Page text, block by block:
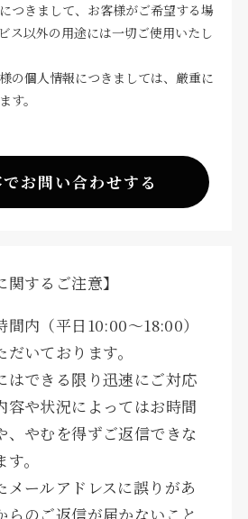
つきまして、お客様がご希望する場
ス以外の用途には一切ご使用いたし
の個人情報につきましては、厳重に
す。
関するご注意】
間内（平日10:00〜18:00）
いております。
はできる限り迅速にご対応
容や状況によってはお時間
、やむを得ずご返信できな
。
メールアドレスに誤りがあ
らのご返信が届かないこと